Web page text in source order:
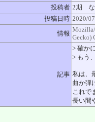
投稿者 2期 な
投稿日時 2020/
情報
Gecko)
記事
> 確か
> もう
私は、
曲か弾
これで
長い間